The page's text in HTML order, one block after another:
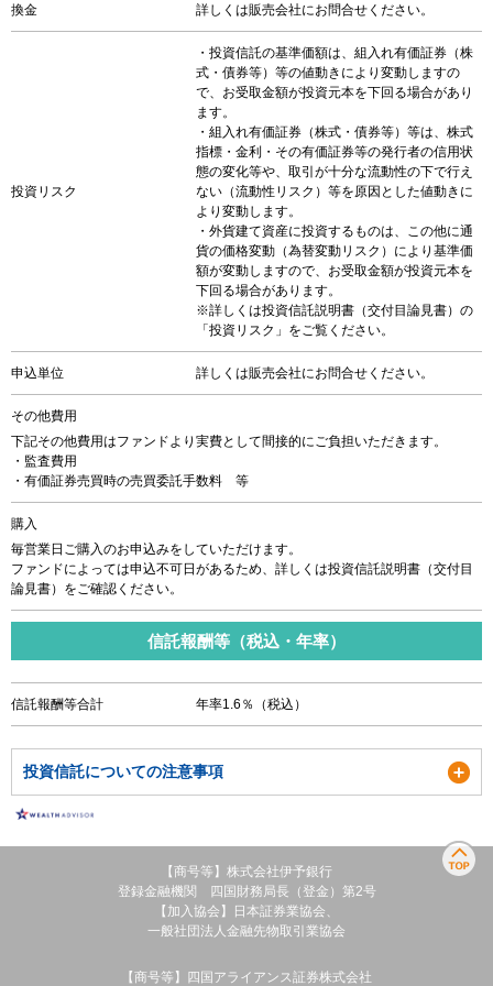
換金 詳しくは販売会社にお問合せください。
投資リスク
・投資信託の基準価額は、組入れ有価証券（株
式・債券等）等の値動きにより変動しますの
で、お受取金額が投資元本を下回る場合があり
ます。
・組入れ有価証券（株式・債券等）等は、株式
指標・金利・その有価証券等の発行者の信用状
態の変化等や、取引が十分な流動性の下で行え
ない（流動性リスク）等を原因とした値動きに
より変動します。
・外貨建て資産に投資するものは、この他に通
貨の価格変動（為替変動リスク）により基準価
額が変動しますので、お受取金額が投資元本を
下回る場合があります。
※詳しくは投資信託説明書（交付目論見書）の
「投資リスク」をご覧ください。
申込単位 詳しくは販売会社にお問合せください。
その他費用
下記その他費用はファンドより実費として間接的にご負担いただきます。
・監査費用
・有価証券売買時の売買委託手数料 等
購入
毎営業日ご購入のお申込みをしていただけます。
ファンドによっては申込不可日があるため、詳しくは投資信託説明書（交付目
論見書）をご確認ください。
信託報酬等（税込・年率）
信託報酬等合計 年率1.6％（税込）
投資信託についての注意事項
【商号等】株式会社伊予銀行
登録金融機関 四国財務局長（登金）第2号
【加入協会】日本証券業協会、
一般社団法人金融先物取引業協会
【商号等】四国アライアンス証券株式会社